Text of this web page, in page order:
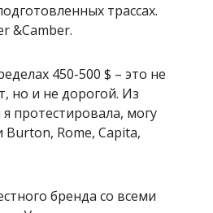
трассах.
&Camber.
450-500 $ – это не
но и не дорогой. Из
протестировала, могу
Burton, Rome, Capita,
бренда со всеми